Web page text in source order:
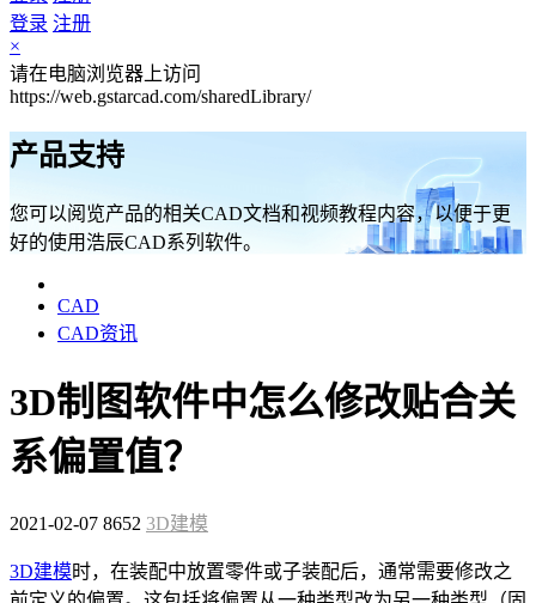
登录 注册
×
请在电脑浏览器上访问
https://web.gstarcad.com/sharedLibrary/
产品支持
您可以阅览产品的相关CAD文档和视频教程内容，以便于更
好的使用浩辰CAD系列软件。
CAD
CAD资讯
3D制图软件中怎么修改贴合关
系偏置值？
2021-02-07 8652 3D建模
3D建模时，在装配中放置零件或子装配后，通常需要修改之